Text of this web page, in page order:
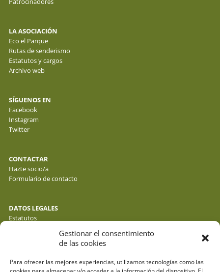
Gestionar el consentimiento
de las cookies
Para ofrecer las mejores experiencias, utilizamos tecnologías como las
LA ASOCIACIÓN
Eco el Parque
Rutas de senderismo
Estatutos y cargos
Archivo web
SÍGUENOS EN
Facebook
Instagram
Twitter
CONTACTAR
Hazte socio/a
Formulario de contacto
DATOS LEGALES
Estatutos
Política de cookies